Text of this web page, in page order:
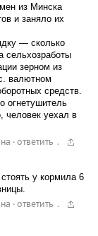
из Минска
и заняло их
— сколько
сельхозработы
зерном из
валютном
средств.
огнетушитель
человек уехал в
· ответить .
у кормила 6
· ответить .